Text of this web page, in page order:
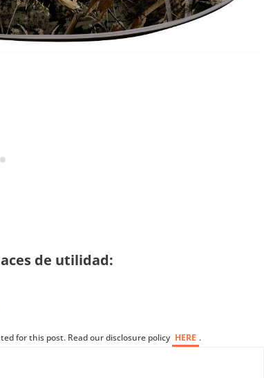
de utilidad:
for this post. Read our disclosure policy HERE .